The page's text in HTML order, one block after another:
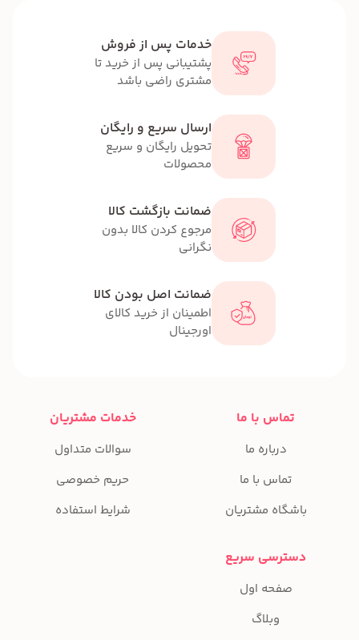
خدمات پس از فروش
پشتیبانی پس از خرید تا
مشتری راضی باشد
ارسال سریع و رایگان
تحویل رایگان و سریع
محصولات
ضمانت بازگشت کالا
مرجوع کردن کالا بدون
نگرانی
ضمانت اصل بودن کالا
اطمینان از خرید کالای
اورجینال
تماس با ما
درباره ما
تماس با ما
باشگاه مشتریان
خدمات مشتریان
سوالات متداول
حریم خصوصی
شرایط استفاده
دسترسی سریع
صفحه اول
وبلاگ